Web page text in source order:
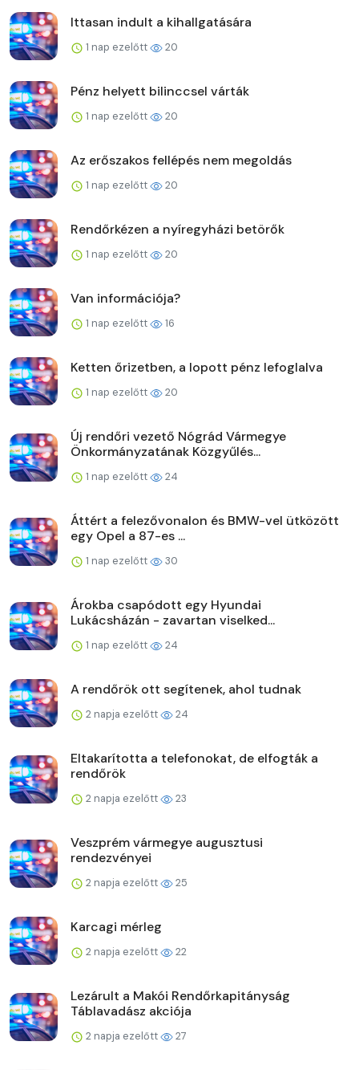
Ittasan indult a kihallgatására
1 nap ezelőtt 20
Pénz helyett bilinccsel várták
1 nap ezelőtt 20
Az erőszakos fellépés nem megoldás
1 nap ezelőtt 20
Rendőrkézen a nyíregyházi betörők
1 nap ezelőtt 20
Van információja?
1 nap ezelőtt 16
Ketten őrizetben, a lopott pénz lefoglalva
1 nap ezelőtt 20
Új rendőri vezető Nógrád Vármegye
Önkormányzatának Közgyűlés...
1 nap ezelőtt 24
Áttért a felezővonalon és BMW-vel ütközött
egy Opel a 87-es ...
1 nap ezelőtt 30
Árokba csapódott egy Hyundai
Lukácsházán - zavartan viselked...
1 nap ezelőtt 24
A rendőrök ott segítenek, ahol tudnak
2 napja ezelőtt 24
Eltakarította a telefonokat, de elfogták a
rendőrök
2 napja ezelőtt 23
Veszprém vármegye augusztusi
rendezvényei
2 napja ezelőtt 25
Karcagi mérleg
2 napja ezelőtt 22
Lezárult a Makói Rendőrkapitányság
Táblavadász akciója
2 napja ezelőtt 27